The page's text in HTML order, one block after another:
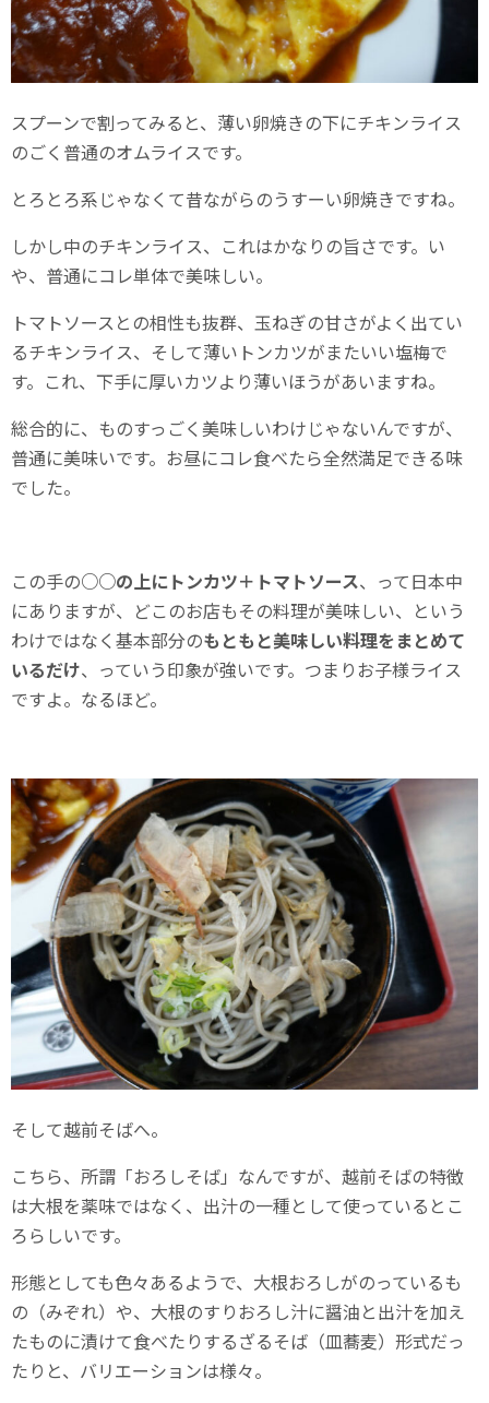
スプーンで割ってみると、薄い卵焼きの下にチキンライス
のごく普通のオムライスです。
とろとろ系じゃなくて昔ながらのうすーい卵焼きですね。
しかし中のチキンライス、これはかなりの旨さです。い
や、普通にコレ単体で美味しい。
トマトソースとの相性も抜群、玉ねぎの甘さがよく出てい
るチキンライス、そして薄いトンカツがまたいい塩梅で
す。これ、下手に厚いカツより薄いほうがあいますね。
総合的に、ものすっごく美味しいわけじゃないんですが、
普通に美味いです。お昼にコレ食べたら全然満足できる味
でした。
この手の○○の上にトンカツ＋トマトソース、って日本中
にありますが、どこのお店もその料理が美味しい、という
わけではなく基本部分のもともと美味しい料理をまとめて
いるだけ、っていう印象が強いです。つまりお子様ライス
ですよ。なるほど。
そして越前そばへ。
こちら、所謂「おろしそば」なんですが、越前そばの特徴
は大根を薬味ではなく、出汁の一種として使っているとこ
ろらしいです。
形態としても色々あるようで、大根おろしがのっているも
の（みぞれ）や、大根のすりおろし汁に醤油と出汁を加え
たものに漬けて食べたりするざるそば（皿蕎麦）形式だっ
たりと、バリエーションは様々。